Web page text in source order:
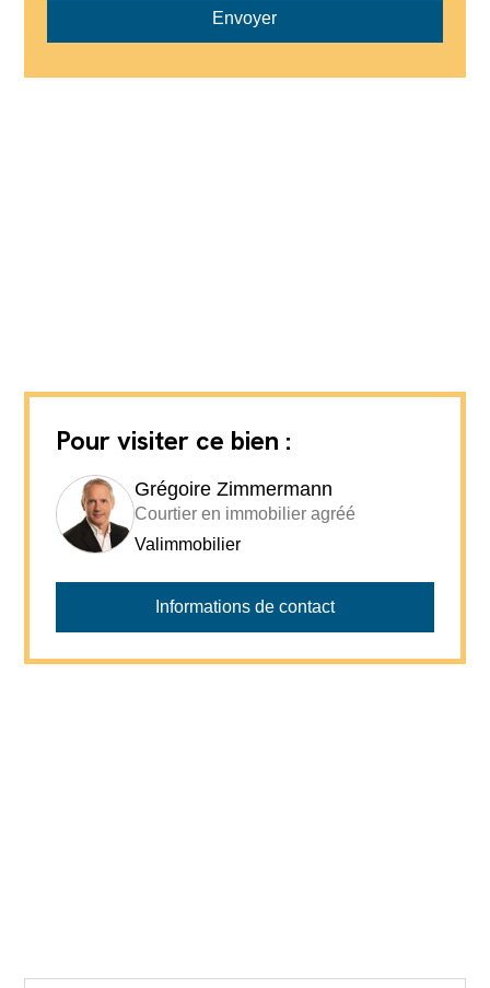
Envoyer
Pour visiter ce bien :
Grégoire Zimmermann
Courtier en immobilier agréé
Valimmobilier
Informations de contact